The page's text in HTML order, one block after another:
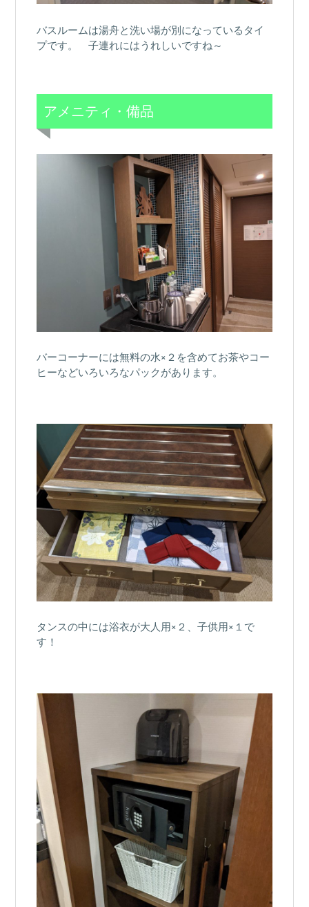
バスルームは湯舟と洗い場が別になっているタイ
プです。 子連れにはうれしいですね～
アメニティ・備品
バーコーナーには無料の水×２を含めてお茶やコー
ヒーなどいろいろなパックがあります。
タンスの中には浴衣が大人用×２、子供用×１で
す！